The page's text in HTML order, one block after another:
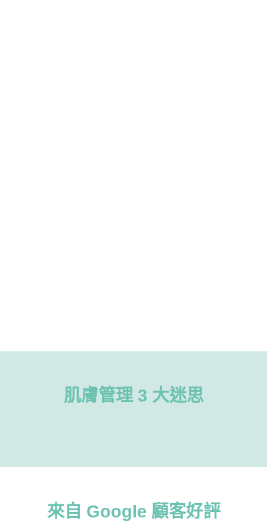
肌膚管理 3 大迷思
來自 Google 顧客好評